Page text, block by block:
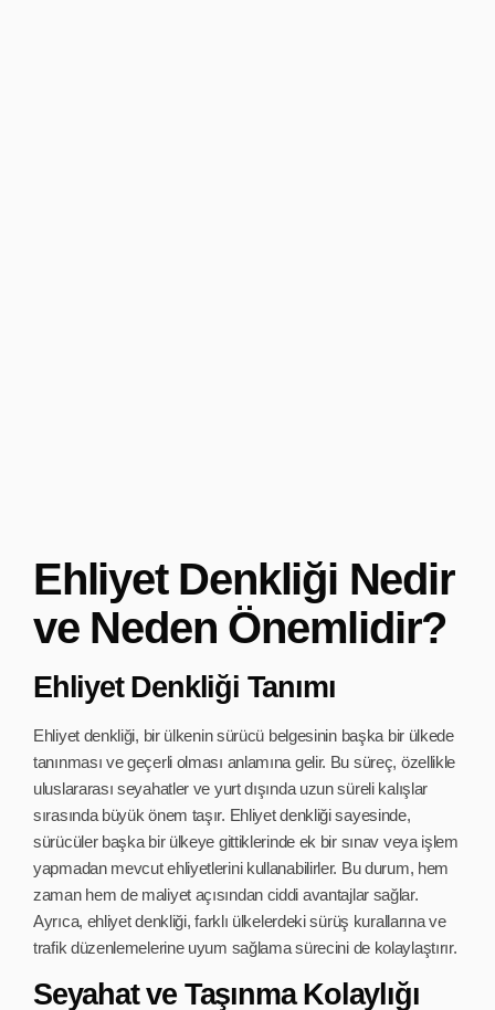
Ehliyet Denkliği Nedir
ve Neden Önemlidir?
Ehliyet Denkliği Tanımı
Ehliyet denkliği, bir ülkenin sürücü belgesinin başka bir ülkede
tanınması ve geçerli olması anlamına gelir. Bu süreç, özellikle
uluslararası seyahatler ve yurt dışında uzun süreli kalışlar
sırasında büyük önem taşır. Ehliyet denkliği sayesinde,
sürücüler başka bir ülkeye gittiklerinde ek bir sınav veya işlem
yapmadan mevcut ehliyetlerini kullanabilirler. Bu durum, hem
zaman hem de maliyet açısından ciddi avantajlar sağlar.
Ayrıca, ehliyet denkliği, farklı ülkelerdeki sürüş kurallarına ve
trafik düzenlemelerine uyum sağlama sürecini de kolaylaştırır.
Seyahat ve Taşınma Kolaylığı